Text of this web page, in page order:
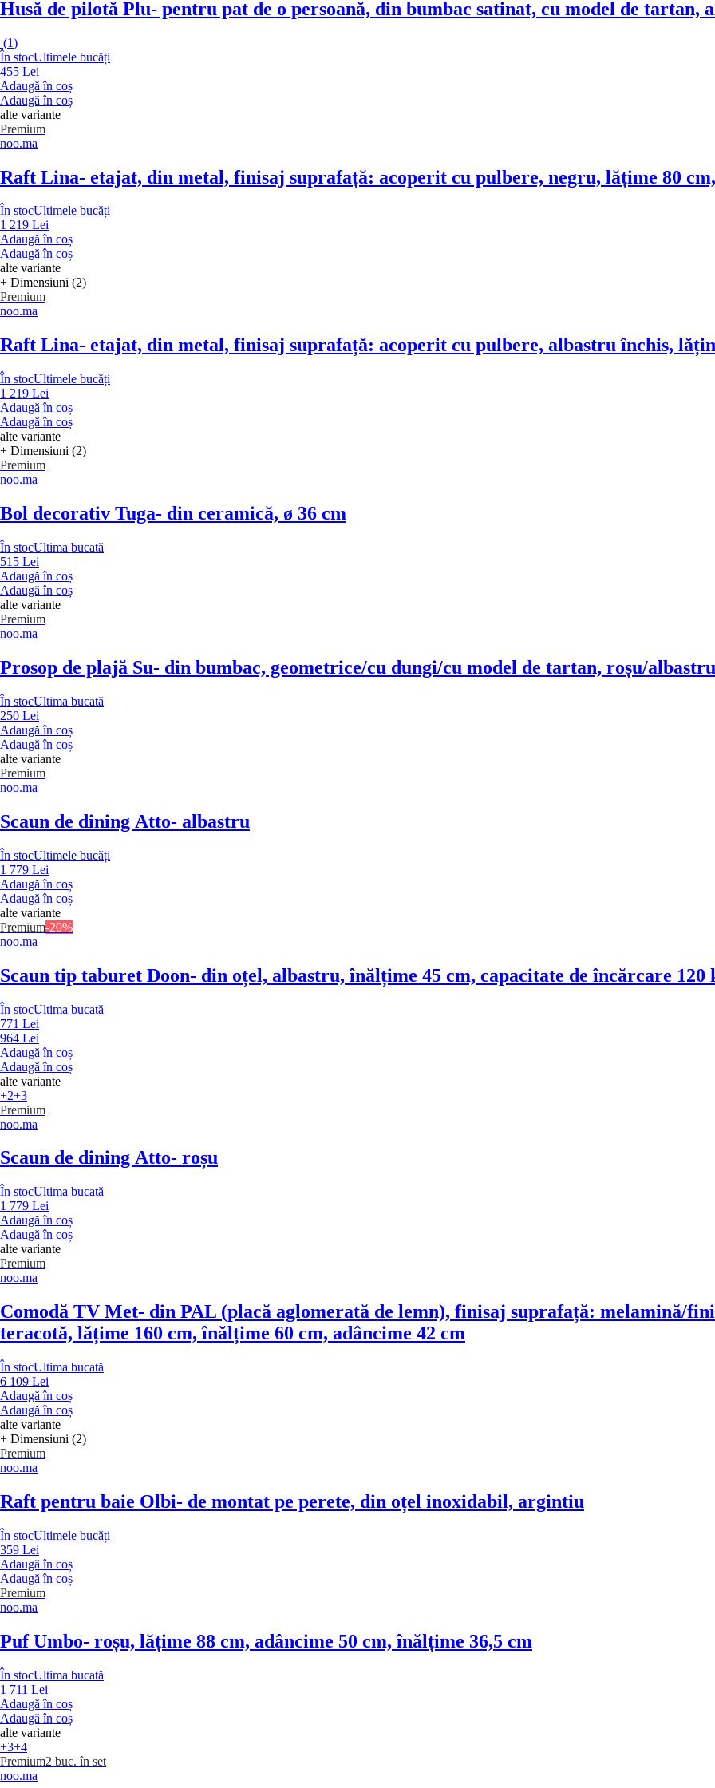
Husă de pilotă Plu- pentru pat de o persoană, din bumbac satinat, cu model de tartan,
(1)
În stocUltimele bucăți
455 Lei
Adaugă în coș
Adaugă în coș
alte variante
Premium
noo.ma
Raft Lina- etajat, din metal, finisaj suprafață: acoperit cu pulbere, negru, lățime 80
În stocUltimele bucăți
1 219 Lei
Adaugă în coș
Adaugă în coș
alte variante
+ Dimensiuni (2)
Premium
noo.ma
Raft Lina- etajat, din metal, finisaj suprafață: acoperit cu pulbere, albastru închis,
În stocUltimele bucăți
1 219 Lei
Adaugă în coș
Adaugă în coș
alte variante
+ Dimensiuni (2)
Premium
noo.ma
Bol decorativ Tuga- din ceramică, ø 36 cm
În stocUltima bucată
515 Lei
Adaugă în coș
Adaugă în coș
alte variante
Premium
noo.ma
Prosop de plajă Su- din bumbac, geometrice/cu dungi/cu model de tartan, roșu/
În stocUltima bucată
250 Lei
Adaugă în coș
Adaugă în coș
alte variante
Premium
noo.ma
Scaun de dining Atto- albastru
În stocUltimele bucăți
1 779 Lei
Adaugă în coș
Adaugă în coș
alte variante
Premium-20%
noo.ma
Scaun tip taburet Doon- din oțel, albastru, înălțime 45 cm, capacitate de încărcare 120
În stocUltima bucată
771 Lei
964 Lei
Adaugă în coș
Adaugă în coș
alte variante
+2+3
Premium
noo.ma
Scaun de dining Atto- roșu
În stocUltima bucată
1 779 Lei
Adaugă în coș
Adaugă în coș
alte variante
Premium
noo.ma
Comodă TV Met- din PAL (placă aglomerată de lemn), finisaj suprafață: melamină/
teracotă, lățime 160 cm, înălțime 60 cm, adâncime 42 cm
În stocUltima bucată
6 109 Lei
Adaugă în coș
Adaugă în coș
alte variante
+ Dimensiuni (2)
Premium
noo.ma
Raft pentru baie Olbi- de montat pe perete, din oțel inoxidabil, argintiu
În stocUltimele bucăți
359 Lei
Adaugă în coș
Adaugă în coș
Premium
noo.ma
Puf Umbo- roșu, lățime 88 cm, adâncime 50 cm, înălțime 36,5 cm
În stocUltima bucată
1 711 Lei
Adaugă în coș
Adaugă în coș
alte variante
+3+4
Premium2 buc. în set
noo.ma